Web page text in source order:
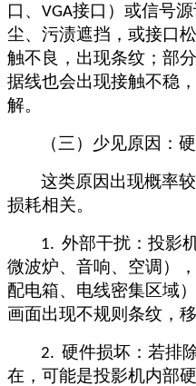
口、 VGA接口）或信号
尘、污渍遮挡，或接口
触不良，出现条纹；部
据线也会出现接触不稳
解。
（三）少见原因：
这类原因出现概率
损耗相关。
1. 外部干扰：投影
微波炉、音响、空调）
配电箱、电线密集区域
画面出现不规则条纹，
2. 硬件损坏：若排
在，可能是投影机内部